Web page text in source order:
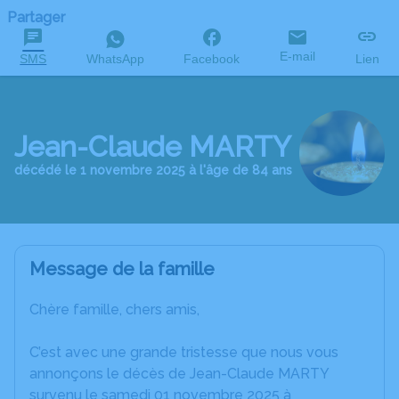
Partager
SMS WhatsApp Facebook E-mail Lien
Jean-Claude MARTY
décédé le 1 novembre 2025 à l'âge de 84 ans
Message de la famille
Chère famille, chers amis,
C’est avec une grande tristesse que nous vous
annonçons le décès de Jean-Claude MARTY
survenu le samedi 01 novembre 2025 à